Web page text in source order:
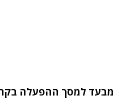
מבעד למסך ההפעלה